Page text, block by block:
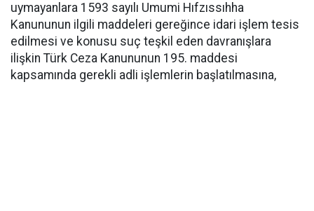
uymayanlara 1593 sayılı Umumi Hıfzıssıhha
Kanununun ilgili maddeleri gereğince idari işlem tesis
edilmesi ve konusu suç teşkil eden davranışlara
ilişkin Türk Ceza Kanununun 195. maddesi
kapsamında gerekli adli işlemlerin başlatılmasına,